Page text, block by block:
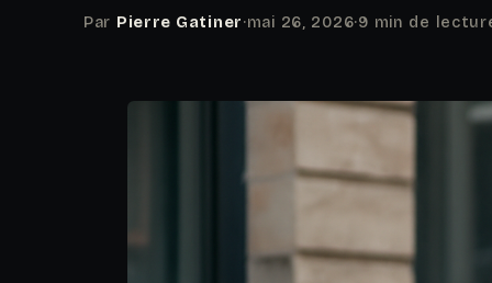
Par Pierre Gatiner·mai 26, 2026·9 min de